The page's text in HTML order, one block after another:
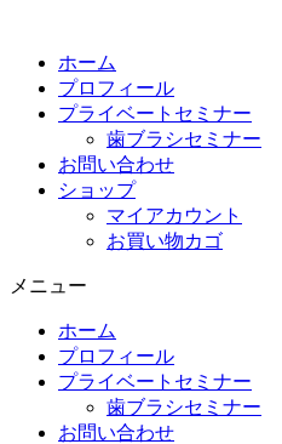
ホーム
プロフィール
プライベートセミナー
歯ブラシセミナー
お問い合わせ
ショップ
マイアカウント
お買い物カゴ
メニュー
ホーム
プロフィール
プライベートセミナー
歯ブラシセミナー
お問い合わせ